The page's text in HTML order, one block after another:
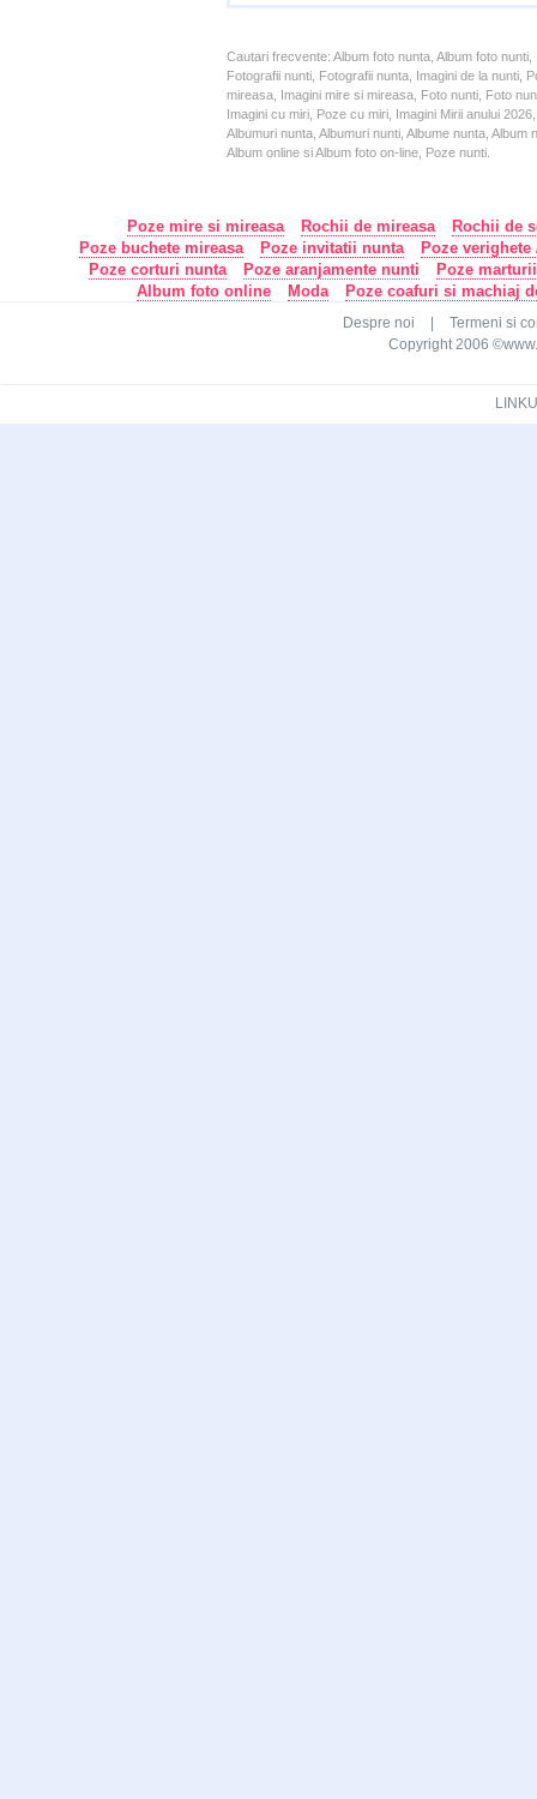
Cautari frecvente: Album foto nunta, Album foto
Fotografii nunti, Fotografii nunta, Imagini de la nunti,
mireasa, Imagini mire si mireasa, Foto nunti, Foto
Imagini cu miri, Poze cu miri, Imagini Mirii anului
Albumuri nunta, Albumuri nunti, Albume nunta,
Album online si Album foto on-line, Poze nunti.
Poze mire si mireasa Rochii de mireasa
Rochii de
Poze buchete mireasa
Poze invitatii nunta
Poze
Poze corturi nunta
Poze aranjamente nunti
Poze
Album foto online
Moda Poze coafuri si machiaj
Despre noi
Termeni si
Copyright 2006